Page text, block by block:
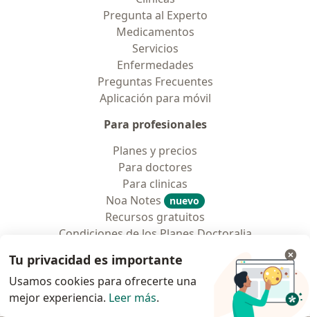
Pregunta al Experto
Medicamentos
Servicios
Enfermedades
Preguntas Frecuentes
Aplicación para móvil
Para profesionales
Planes y precios
Para doctores
Para clinicas
Noa Notes
nuevo
Recursos gratuitos
Condiciones de los Planes Doctoralia
Contacto Doctoralia - Página de inicio
Doctoralia Colombia, SAS
Tu privacidad es importante
Usamos cookies para ofrecerte una
mejor experiencia. Leer más.